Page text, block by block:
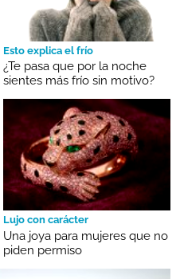
Esto explica el frío
¿Te pasa que por la noche
sientes más frío sin motivo?
Lujo con carácter
Una joya para mujeres que no
piden permiso